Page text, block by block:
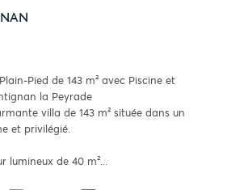
Pied de 143 m² avec Piscine et
la Peyrade
villa de 143 m² située dans un
et privilégié.
lumineux de 40 m²...